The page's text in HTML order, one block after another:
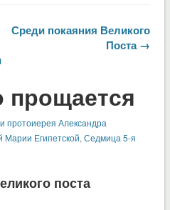
Среди покаяния Великого
Поста →
прощается
протоиерея Александра
Марии Египетской, Седмица 5-я
поста